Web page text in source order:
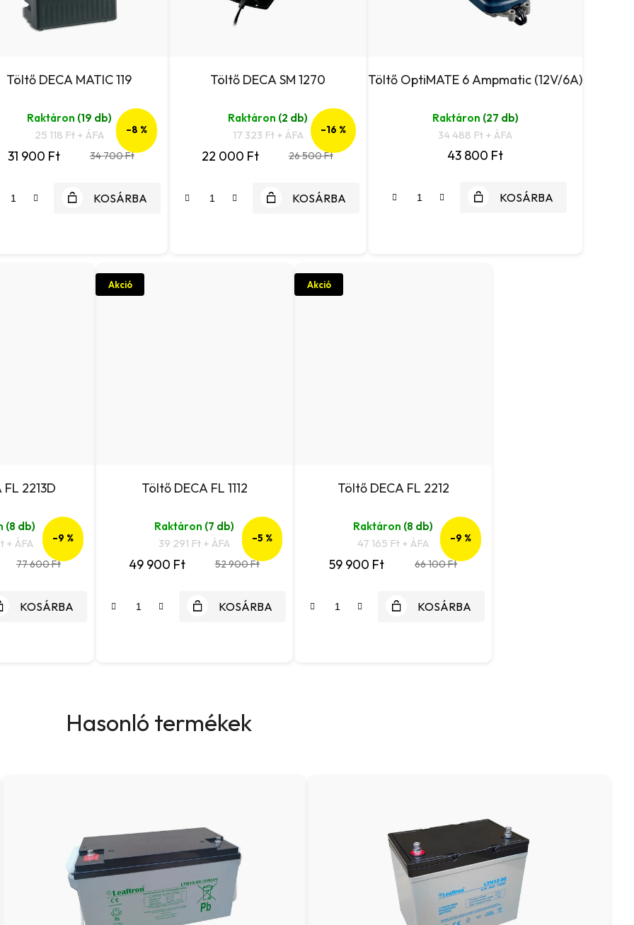
Töltő DECA MATIC 119
Raktáron (19 db)
25 118 Ft + ÁFA
31 900 Ft 34 700 Ft
–8 %
KOSÁRBA
Töltő DECA SM 1270
Raktáron (2 db)
17 323 Ft + ÁFA
22 000 Ft 26 500 Ft
–16 %
KOSÁRBA
Töltő OptiMATE 6 Ampmatic (12V/6A)
Raktáron (27 db)
34 488 Ft + ÁFA
43 800 Ft
KOSÁRBA
2213D
(8 db)
+ ÁFA
77 600 Ft
–9 %
KOSÁRBA
Akció
Töltő DECA FL 1112
Raktáron (7 db)
39 291 Ft + ÁFA
49 900 Ft 52 900 Ft
–5 %
KOSÁRBA
Akció
Töltő DECA FL 2212
Raktáron (8 db)
47 165 Ft + ÁFA
59 900 Ft 66 100 Ft
–9 %
KOSÁRBA
Hasonló termékek